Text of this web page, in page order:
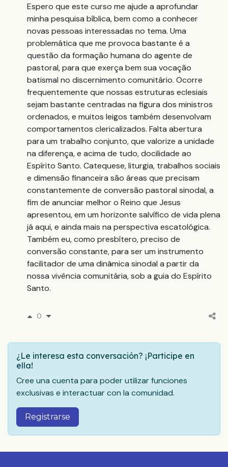
Espero que este curso me ajude a aprofundar
minha pesquisa bíblica, bem como a conhecer
novas pessoas interessadas no tema. Uma
problemática que me provoca bastante é a
questão da formação humana do agente de
pastoral, para que exerça bem sua vocação
batismal no discernimento comunitário. Ocorre
frequentemente que nossas estruturas eclesiais
sejam bastante centradas na figura dos ministros
ordenados, e muitos leigos também desenvolvam
comportamentos clericalizados. Falta abertura
para um trabalho conjunto, que valorize a unidade
na diferença, e acima de tudo, docilidade ao
Espírito Santo. Catequese, liturgia, trabalhos sociais
e dimensão financeira são áreas que precisam
constantemente de conversão pastoral sinodal, a
fim de anunciar melhor o Reino que Jesus
apresentou, em um horizonte salvífico de vida plena
já aqui, e ainda mais na perspectiva escatológica.
Também eu, como presbítero, preciso de
conversão constante, para ser um instrumento
facilitador de uma dinâmica sinodal a partir da
nossa vivência comunitária, sob a guia do Espírito
Santo.
0
¿Le interesa esta conversación? ¡Participe en
ella!
Cree una cuenta para poder utilizar funciones
exclusivas e interactuar con la comunidad.
Registrarse